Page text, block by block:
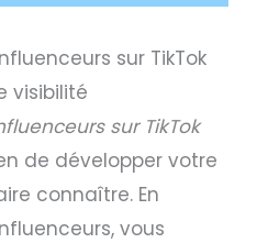
sur TikTok
visibilité
sur TikTok
de développer votre
connaître. En
vous